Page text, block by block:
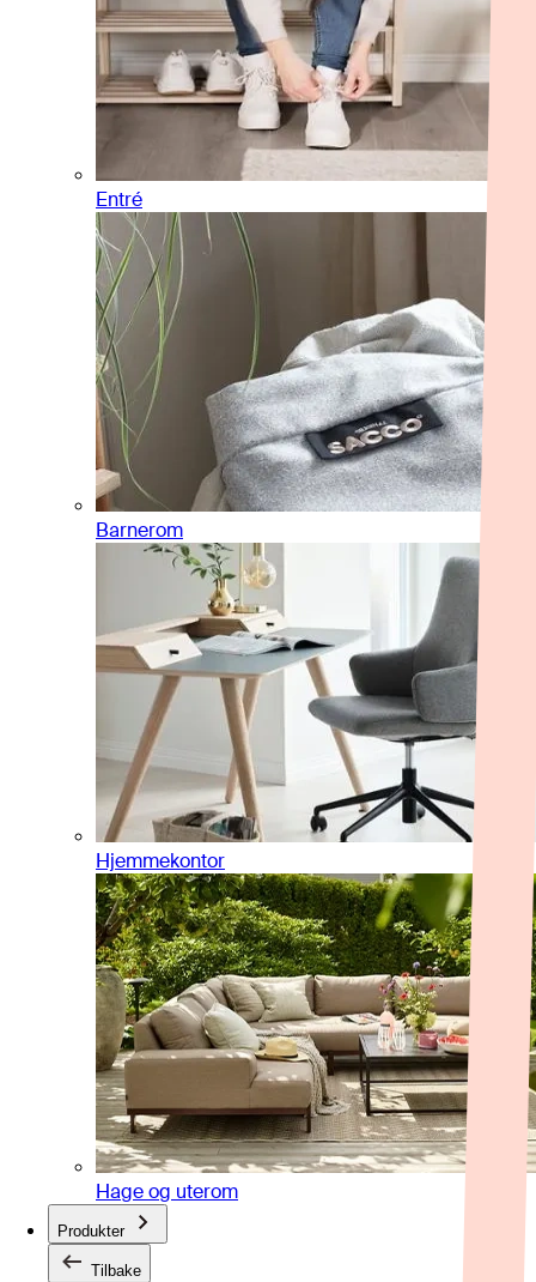
Entré
Barnerom
Hjemmekontor
Hage og uterom
Produkter
Tilbake